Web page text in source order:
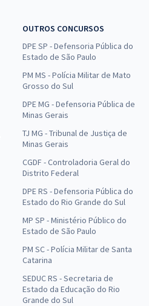
OUTROS CONCURSOS
DPE SP - Defensoria Pública do
Estado de São Paulo
PM MS - Polícia Militar de Mato
Grosso do Sul
DPE MG - Defensoria Pública de
Minas Gerais
TJ MG - Tribunal de Justiça de
Minas Gerais
CGDF - Controladoria Geral do
Distrito Federal
DPE RS - Defensoria Pública do
Estado do Rio Grande do Sul
MP SP - Ministério Público do
Estado de São Paulo
PM SC - Polícia Militar de Santa
Catarina
SEDUC RS - Secretaria de
Estado da Educação do Rio
Grande do Sul